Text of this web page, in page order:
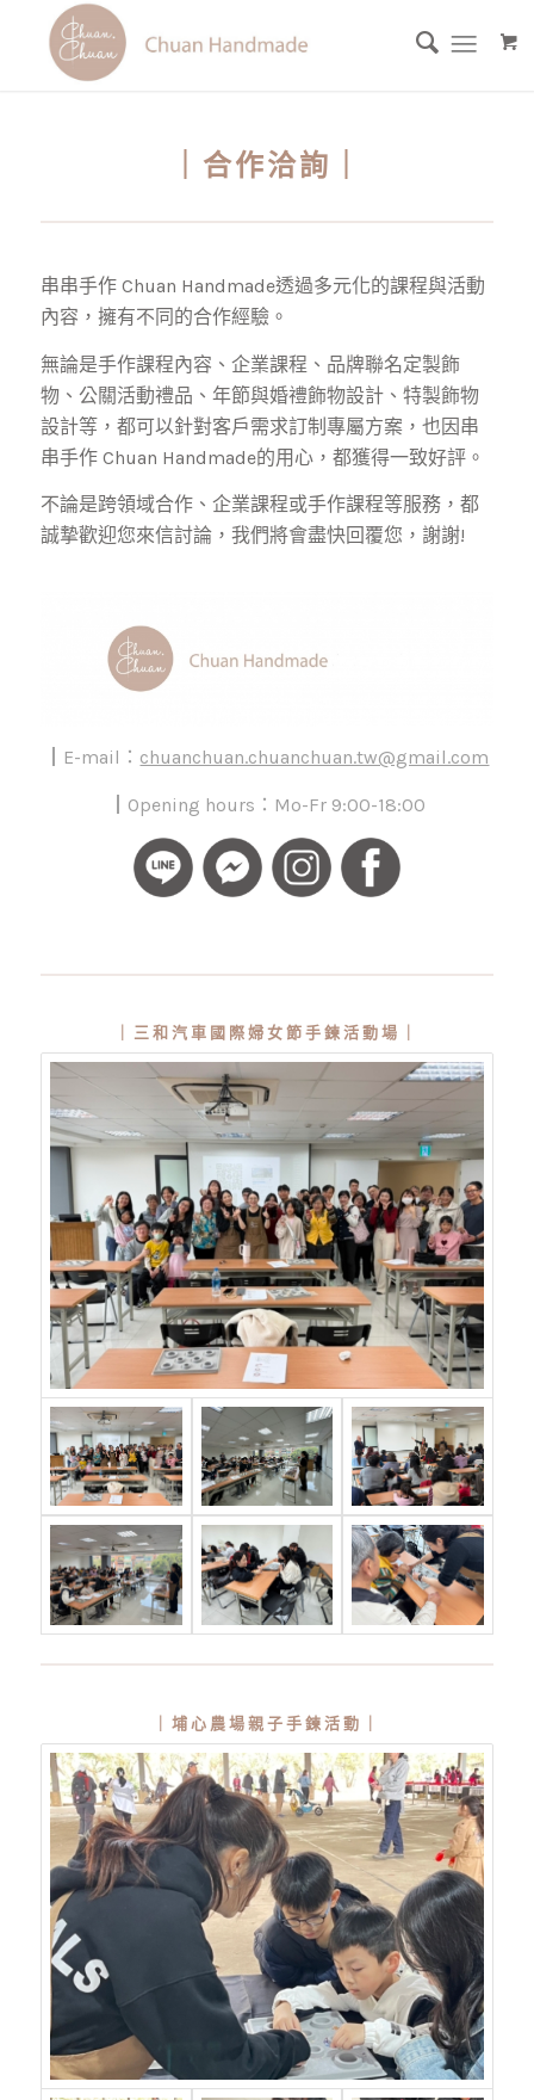
｜合作洽詢｜
串串手作 Chuan Handmade透過多元化的課程與活動
內容，擁有不同的合作經驗。
無論是手作課程內容、企業課程、品牌聯名定製飾
物、公關活動禮品、年節與婚禮飾物設計、特製飾物
設計等，都可以針對客戶需求訂制專屬方案，也因串
串手作 Chuan Handmade的用心，都獲得一致好評。
不論是跨領域合作、企業課程或手作課程等服務，都
誠摯歡迎您來信討論，我們將會盡快回覆您，謝謝!
┃E-mail： chuanchuan.chuanchuan.tw@gmail.com
┃Opening hours：Mo-Fr 9:00-18:00
｜三和汽車國際婦女節手鍊活動場｜
｜埔心農場親子手鍊活動｜